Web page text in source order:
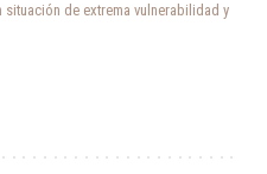
de extrema vulnerabilidad y